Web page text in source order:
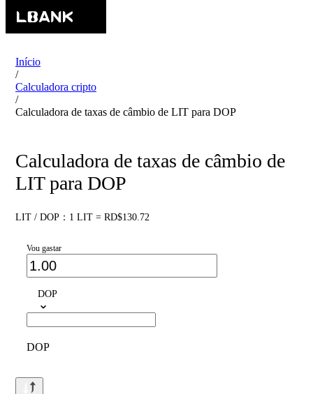
Início
/
Calculadora cripto
/
Calculadora de taxas de câmbio de LIT para DOP
Calculadora de taxas de câmbio de
LIT para DOP
LIT / DOP：1 LIT = RD$130.72
Vou gastar
DOP
DOP